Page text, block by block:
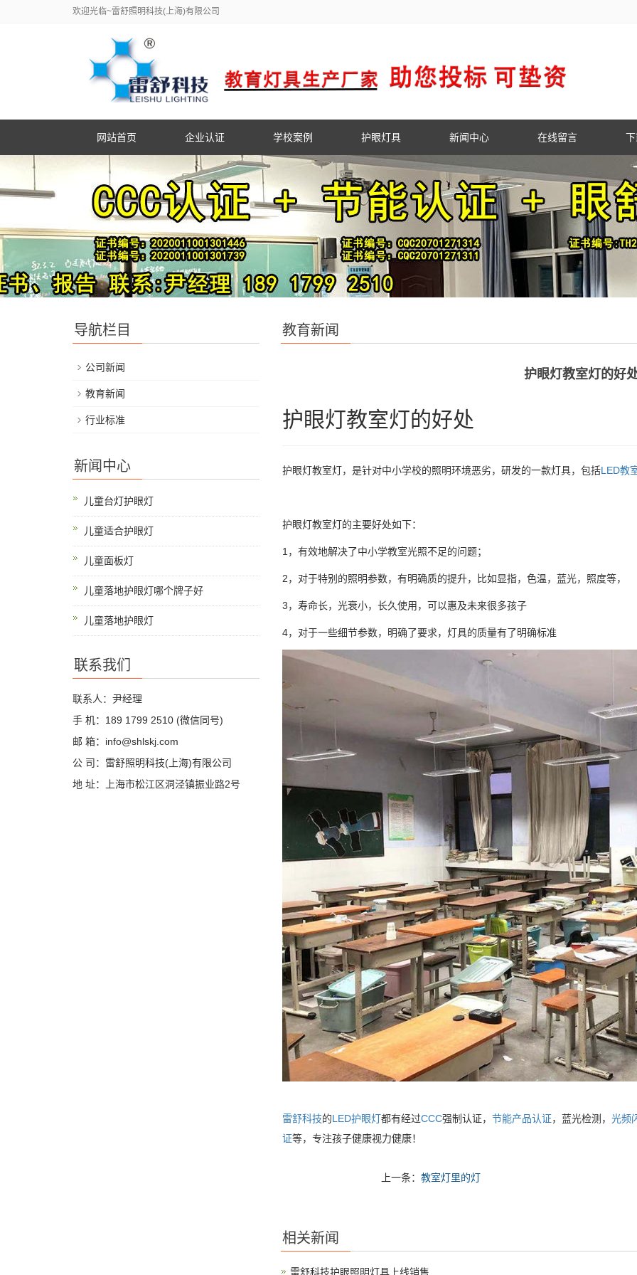
欢迎光临~雷舒照明科技(上海)有限公司
网站首页 企业认证 学校案例 护眼灯具 新闻中心 在线留言
教育新闻
护眼灯教室灯的好
护眼灯教室灯的好处
护眼灯教室灯，是针对中小学校的照明环境恶劣，研发的一款灯具，包括LED教
护眼灯教室灯的主要好处如下：
1，有效地解决了中小学教室光照不足的问题；
2，对于特别的照明参数，有明确质的提升，比如显指，色温，蓝光，照度等，
3，寿命长，光衰小，长久使用，可以惠及未来很多孩子
4，对于一些细节参数，明确了要求，灯具的质量有了明确标准
雷舒科技的LED护眼灯都有经过CCC强制认证， 节能产品认证，蓝光检测， 光频
证等，专注孩子健康视力健康！
上一条：教室灯里的灯
相关新闻
雷舒科技护眼照明灯具上线销售
导航栏目
公司新闻
教育新闻
行业标准
新闻中心
儿童台灯护眼灯
儿童适合护眼灯
儿童面板灯
儿童落地护眼灯哪个牌子好
儿童落地护眼灯
联系我们
联系人：尹经理
手 机：189 1799 2510 (微信同号)
邮 箱：info@shlskj.com
公 司：雷舒照明科技(上海)有限公司
地 址：上海市松江区洞泾镇振业路2号